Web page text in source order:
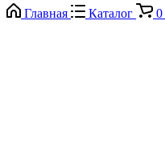
Главная Каталог 0